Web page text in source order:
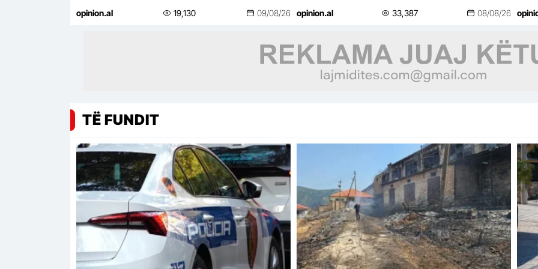
lifestyle
opinion.al 19,130 09/08/26
lifestyle
opinion.al 33,387 08/08/26
TË FUNDIT